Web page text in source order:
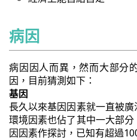
病因
病因因人而異，然而大部分
因，目前猜測如下：
基因
長久以來基因因素就一直被
環境因素也佔了其中一大部
因因素作探討，已知有超過